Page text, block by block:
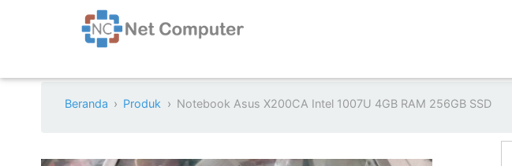
Beranda Produk Notebook Asus X200CA Intel 1007U 4GB RAM 256GB SSD